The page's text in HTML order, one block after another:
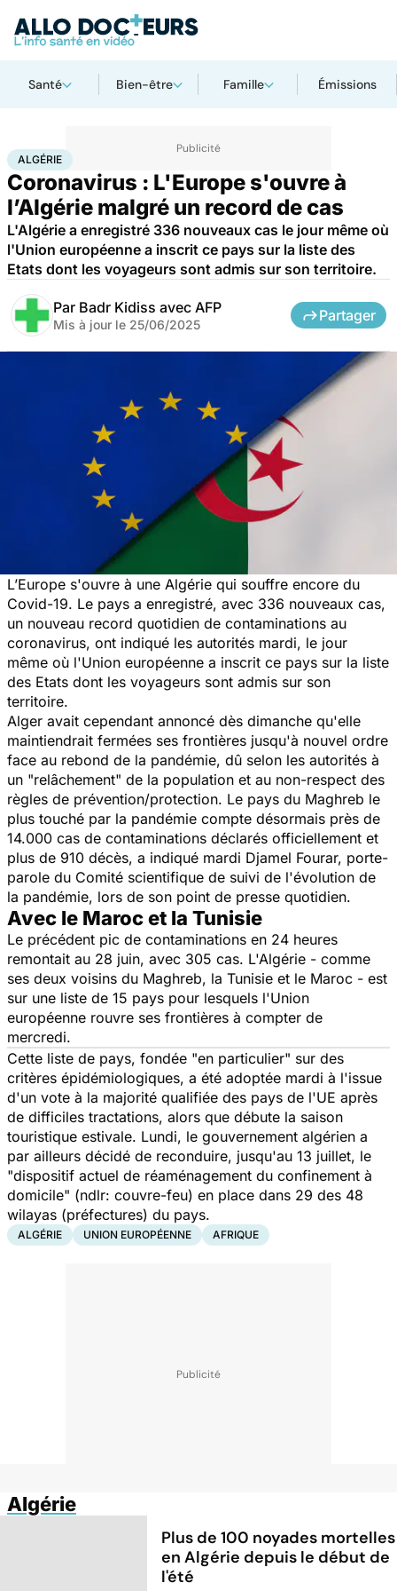
Santé Bien-être Famille Émissions
AccueilSanté
ALGÉRIE
Coronavirus : L'Europe s'ouvre à
l’Algérie malgré un record de cas
L'Algérie a enregistré 336 nouveaux cas le jour même où
l'Union européenne a inscrit ce pays sur la liste des
Etats dont les voyageurs sont admis sur son territoire.
Par Badr Kidiss avec AFP
Mis à jour le 25/06/2025
Partager
L’Europe s'ouvre à une Algérie qui souffre encore du
Covid-19. Le pays a enregistré, avec 336 nouveaux cas,
un nouveau record quotidien de contaminations au
coronavirus, ont indiqué les autorités mardi, le jour
même où l'Union européenne a inscrit ce pays sur la liste
des Etats dont les voyageurs sont admis sur son
territoire.
Alger avait cependant annoncé dès dimanche qu'elle
maintiendrait fermées ses frontières jusqu'à nouvel ordre
face au rebond de la pandémie, dû selon les autorités à
un "relâchement" de la population et au non-respect des
règles de prévention/protection. Le pays du Maghreb le
plus touché par la pandémie compte désormais près de
14.000 cas de contaminations déclarés officiellement et
plus de 910 décès, a indiqué mardi Djamel Fourar, porte-
parole du Comité scientifique de suivi de l'évolution de
la pandémie, lors de son point de presse quotidien.
Avec le Maroc et la Tunisie
Le précédent pic de contaminations en 24 heures
remontait au 28 juin, avec 305 cas. L'Algérie - comme
ses deux voisins du Maghreb, la Tunisie et le Maroc - est
sur une liste de 15 pays pour lesquels l'Union
européenne rouvre ses frontières à compter de
mercredi.
Cette liste de pays, fondée "en particulier" sur des
critères épidémiologiques, a été adoptée mardi à l'issue
d'un vote à la majorité qualifiée des pays de l'UE après
de difficiles tractations, alors que débute la saison
touristique estivale. Lundi, le gouvernement algérien a
par ailleurs décidé de reconduire, jusqu'au 13 juillet, le
"dispositif actuel de réaménagement du confinement à
domicile" (ndlr: couvre-feu) en place dans 29 des 48
wilayas (préfectures) du pays.
ALGÉRIE UNION EUROPÉENNE AFRIQUE
Algérie
Plus de 100 noyades mortelles
en Algérie depuis le début de
l'été